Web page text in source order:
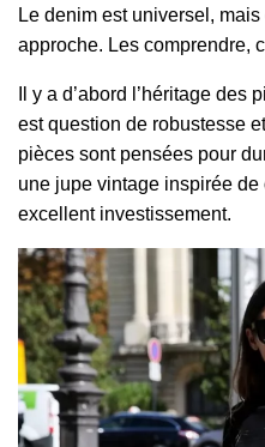
Le denim est universel,
approche. Les comprendre,
Il y a d’abord l’héritage
est question de robustesse
pièces sont pensées pour
une jupe vintage inspirée de
excellent investissement.